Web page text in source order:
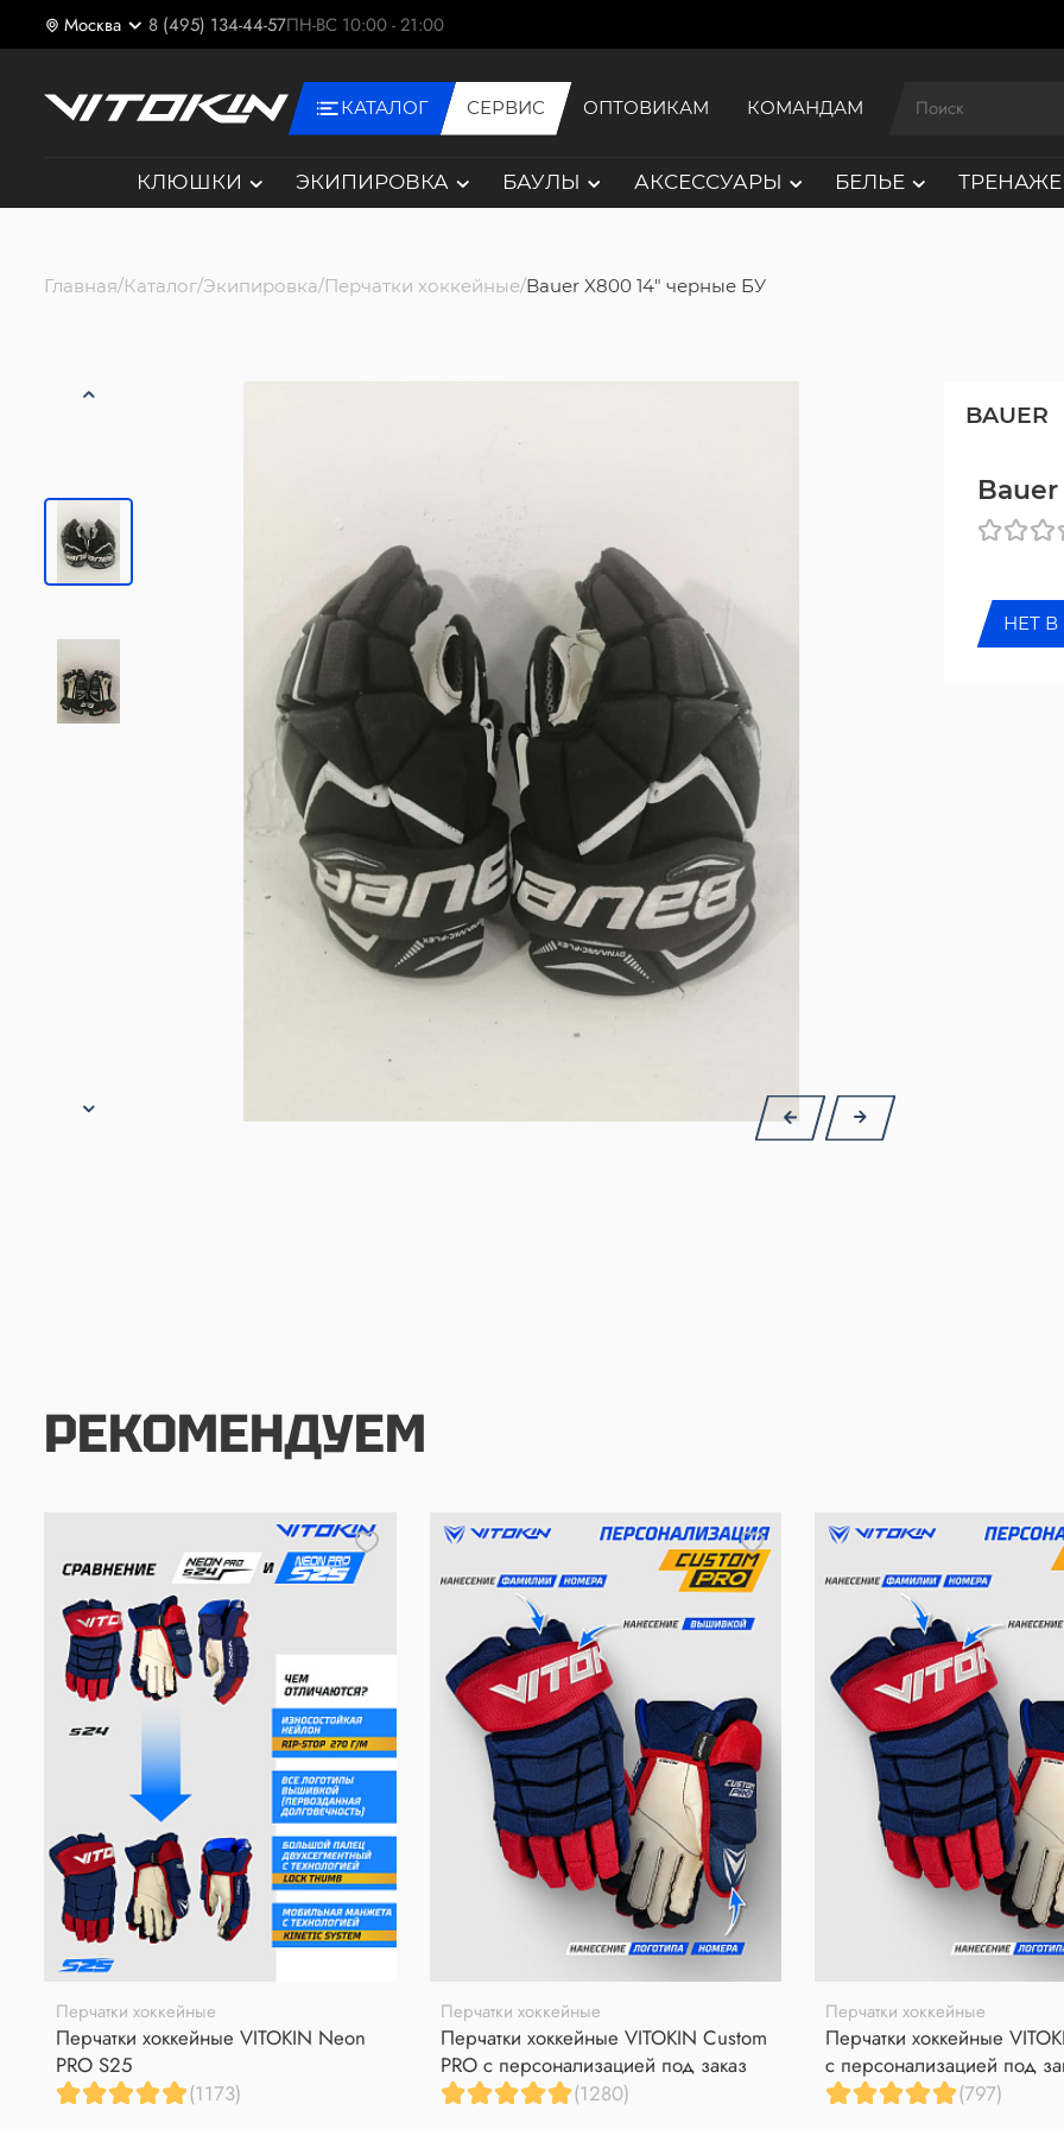
Москва 8 (495) 134-44-57ПН-ВС 10:00 - 21:00
КАТАЛОГ СЕРВИС ОПТОВИКАМ КОМАНДАМ
КЛЮШКИ ЭКИПИРОВКА БАУЛЫ АКСЕССУАРЫ БЕЛЬЕ
Главная Каталог Экипировка Перчатки хоккейные Bauer X800 14" черные БУ
BAUER
НЕТ
РЕКОМЕНДУЕМ
Перчатки хоккейные
Перчатки хоккейные VITOKIN Neon
PRO S25
(1173)
Перчатки хоккейные
Перчатки хоккейные VITOKIN Custom
PRO с персонализацией под заказ
(1280)
Перчатки хоккейные
Перчатки хоккейные
с персонализацией под
(797)